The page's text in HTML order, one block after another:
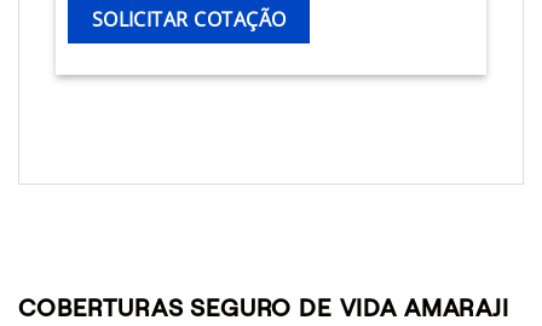
SOLICITAR COTAÇÃO
COBERTURAS SEGURO DE VIDA AMARAJI